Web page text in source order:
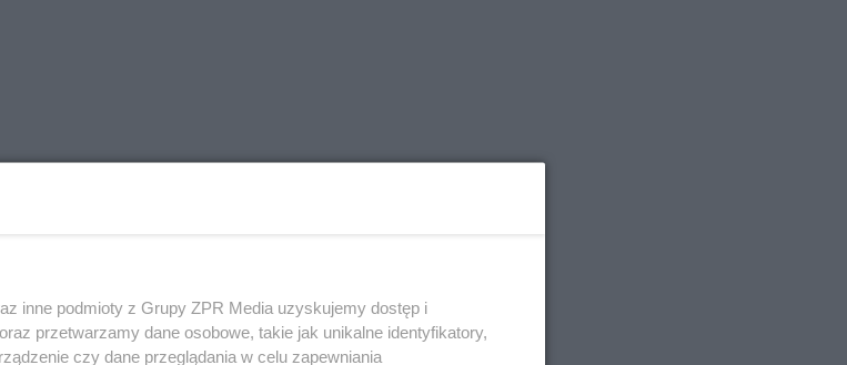
inne podmioty z Grupy ZPR Media uzyskujemy dostęp i
przetwarzamy dane osobowe, takie jak unikalne identyfikatory,
czy dane przeglądania w celu zapewniania